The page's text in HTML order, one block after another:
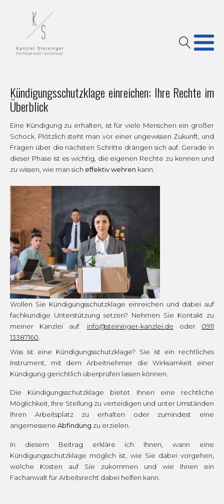
Kündigungsschutzklage einreichen: Ihre Rechte im
Überblick
Eine Kündigung zu erhalten, ist für viele Menschen ein großer
Schock. Plötzlich steht man vor einer ungewissen Zukunft, und
Fragen über die nächsten Schritte drängen sich auf. Gerade in
dieser Phase ist es wichtig, die eigenen Rechte zu kennen und
zu wissen, wie man sich effektiv wehren kann.
Wollen Sie Kündigungsschutzklage einreichen und dabei auf
fachkundige Unterstützung setzen? Nehmen Sie Kontakt zu
meiner Kanzlei auf: info@steininger-kanzlei.de oder 0911
13387160
Was ist eine Kündigungsschutzklage? Sie ist ein rechtliches
Instrument, mit dem Arbeitnehmer die Wirksamkeit einer
Kündigung gerichtlich überprüfen lassen können.
Die Kündigungsschutzklage bietet Ihnen eine rechtliche
Möglichkeit, Ihre Stellung zu verteidigen und unter Umständen
Ihren Arbeitsplatz zu erhalten oder zumindest eine
angemessene Abfindung zu erzielen.
In diesem Beitrag erkläre ich Ihnen, wann eine
Kündigungsschutzklage möglich ist, wie Sie dabei vorgehen,
welche Kosten auf Sie zukommen und wie Ihnen ein
Fachanwalt für Arbeitsrecht dabei helfen kann.